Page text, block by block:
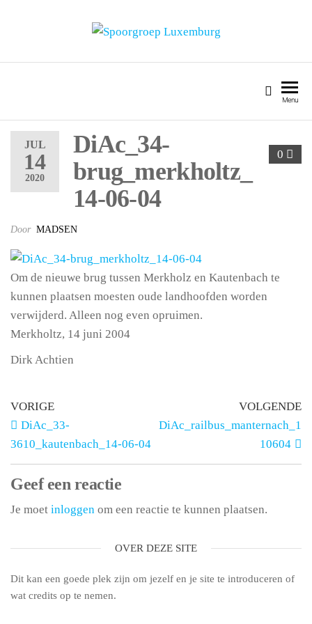
Menu
JUL
14
2020
0
DiAc_34-
brug_merkholtz_
14-06-04
Door MADSEN
Om de nieuwe brug tussen Merkholz en Kautenbach te
kunnen plaatsen moesten oude landhoofden worden
verwijderd. Alleen nog even opruimen.
Merkholtz, 14 juni 2004
Dirk Achtien
VORIGE
DiAc_33-
3610_kautenbach_14-06-04
VOLGENDE
DiAc_railbus_manternach_1
10604
Geef een reactie
Je moet inloggen om een reactie te kunnen plaatsen.
OVER DEZE SITE
Dit kan een goede plek zijn om jezelf en je site te introduceren of
wat credits op te nemen.